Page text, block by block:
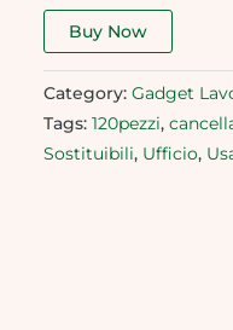
Buy Now
Category: Gadget
Tags: 120pezzi,
Sostituibili, Ufficio,